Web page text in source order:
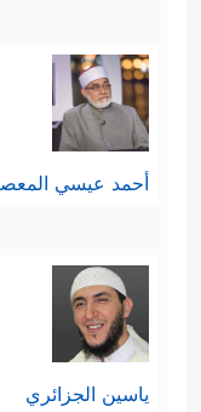
يطرأ بين
منازعات
آخر لرسالة
وحلِّ مشاكلها
وكما أنَّ
اختبارٌ
أحمد عيسي
ياسين الجزائري